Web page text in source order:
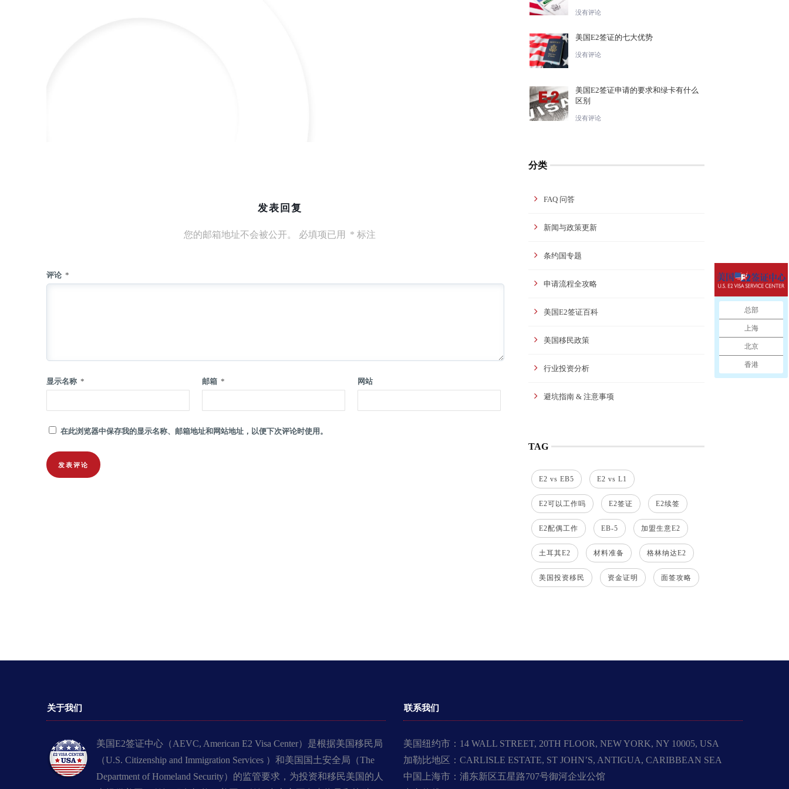
发表回复
您的邮箱地址不会被公开。 必填项已用 * 标注
评论 *
显示名称 * 邮箱 * 网站
在此浏览器中保存我的显示名称、邮箱地址和网站地址，以便下次评论时使用。
没有评论
美国E2签证的七大优势
没有评论
美国E2签证申请的要求和绿卡有什么
区别
没有评论
分类
FAQ 问答
新闻与政策更新
条约国专题
申请流程全攻略
美国E2签证百科
美国移民政策
行业投资分析
避坑指南 & 注意事项
TAG
E2 vs EB5 E2 vs L1
E2可以工作吗 E2签证 E2续签
E2配偶工作 EB-5 加盟生意E2
土耳其E2 材料准备 格林纳达E2
美国投资移民 资金证明 面签攻略
关于我们
美国E2签证中心（AEVC, American E2 Visa Center）是根据美国移民局
（U.S. Citizenship and Immigration Services ）和美国国土安全局（The
Department of Homeland Security）的监管要求，为投资和移民美国的人
联系我们
美国纽约市：14 WALL STREET, 20TH FLOOR, NEW YORK, NY 10005, USA
加勒比地区：CARLISLE ESTATE, ST JOHN’S, ANTIGUA, CARIBBEAN SEA
中国上海市：浦东新区五星路707号御河企业公馆
总部
上海
北京
香港